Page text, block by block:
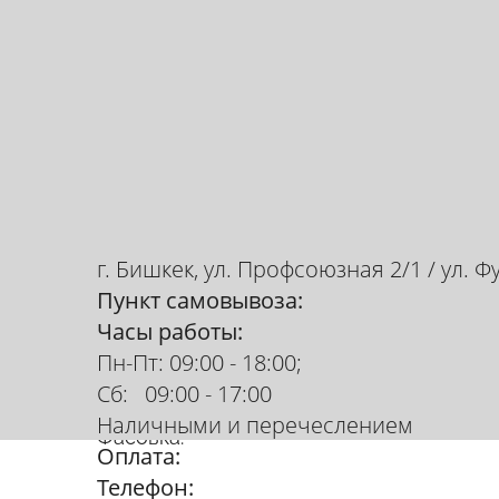
Диоксид титана
купить в Бишкеке
Фасовка:
г. Бишкек, ул. Профсоюзная 2/1 / ул.
Пункт самовывоза:
Часы работы:
Пн-Пт: 09:00 - 18:00;
Сб: 09:00 - 17:00
Наличными и перечеслением
Оплата:
Телефон: